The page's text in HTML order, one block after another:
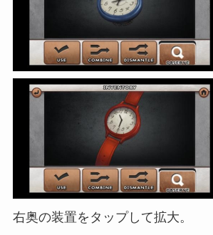
右奥の装置をタップして拡大。